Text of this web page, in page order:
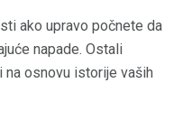
ako upravo počnete da
napade. Ostali
osnovu istorije vaših